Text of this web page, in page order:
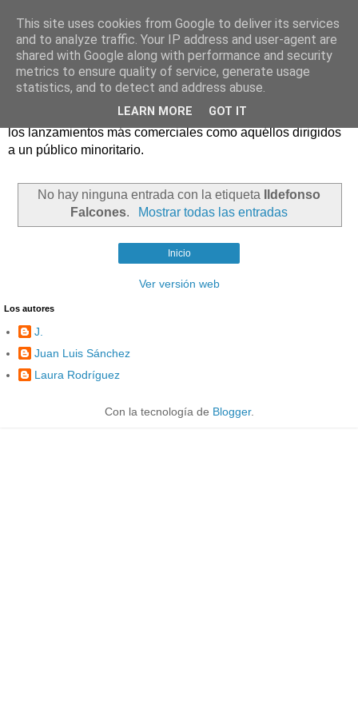
Críticas y reseñas de las principales novedades literarias
editadas en España. En Crítica de libros tienen cabida tanto
los lanzamientos más comerciales como aquéllos dirigidos
a un público minoritario.
No hay ninguna entrada con la etiqueta
Ildefonso
Falcones. Mostrar todas las entradas
Inicio
Ver versión web
Los autores
J.
Juan Luis Sánchez
Laura Rodríguez
Con la tecnología de Blogger.
This site uses cookies from Google to deliver its services
and to analyze traffic. Your IP address and user-agent are
shared with Google along with performance and security
metrics to ensure quality of service, generate usage
statistics, and to detect and address abuse.
LEARN MORE GOT IT